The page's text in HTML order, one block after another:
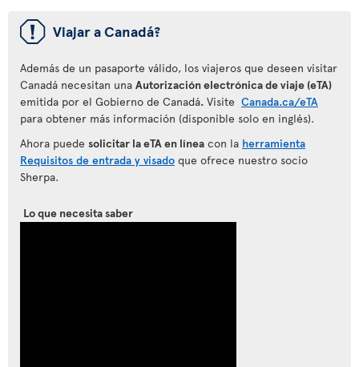
ü Viajar a Canadá?
Además de un pasaporte válido, los viajeros que deseen visitar
Canadá necesitan una Autorización electrónica de viaje (eTA)
emitida por el Gobierno de Canadá. Visite Canada.ca/eTA
para obtener más información (disponible solo en inglés).
Ahora puede solicitar la eTA en línea con la herramienta
Requisitos de entrada y visado que ofrece nuestro socio
Sherpa.
Lo que necesita saber